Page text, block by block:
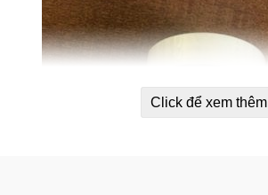
Click để xem thêm